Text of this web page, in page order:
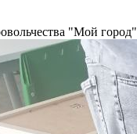
"Мой город"